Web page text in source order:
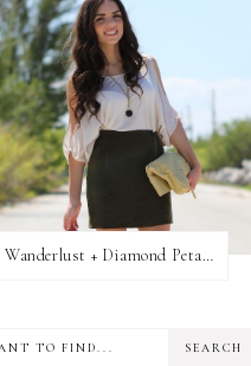
Wanderlust + Diamond Petal Giveaway